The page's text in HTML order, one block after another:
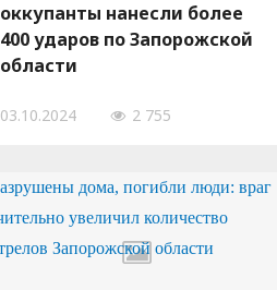
оккупанты нанесли более
400 ударов по Запорожской
области
03.10.2024 2 755